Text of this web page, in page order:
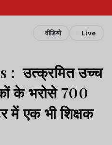
वीडियो Live
: उत्क्रमित उच्च
के भरोसे 700
में एक भी शिक्षक